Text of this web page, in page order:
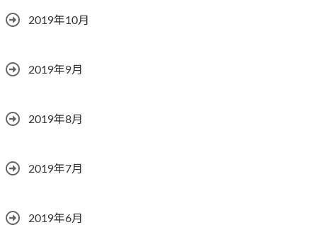
2019年10月
2019年9月
2019年8月
2019年7月
2019年6月